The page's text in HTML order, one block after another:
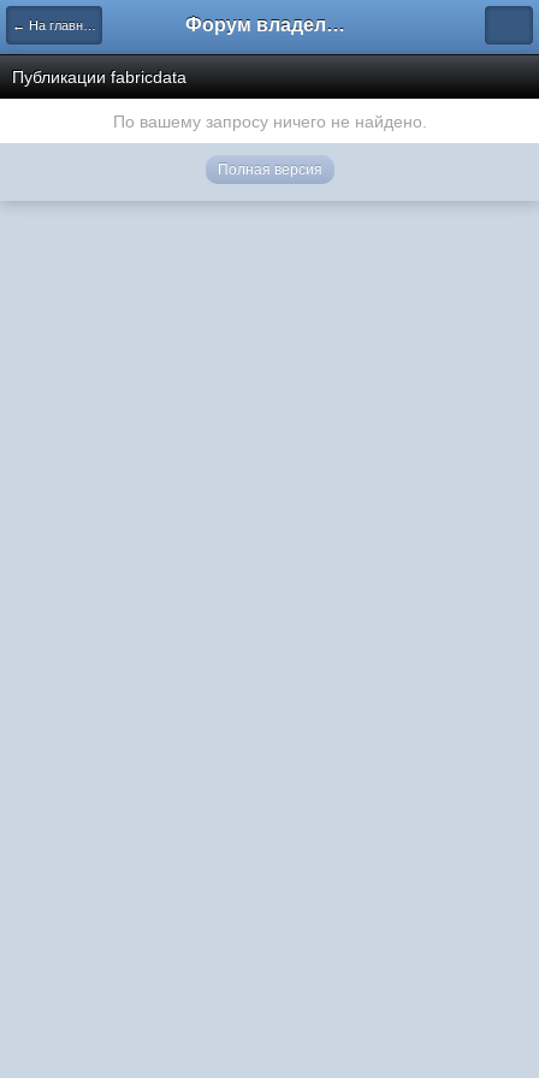
← На главную Форум владельцев интернет-магазинов
Публикации fabricdata
По вашему запросу ничего не найдено.
Полная версия